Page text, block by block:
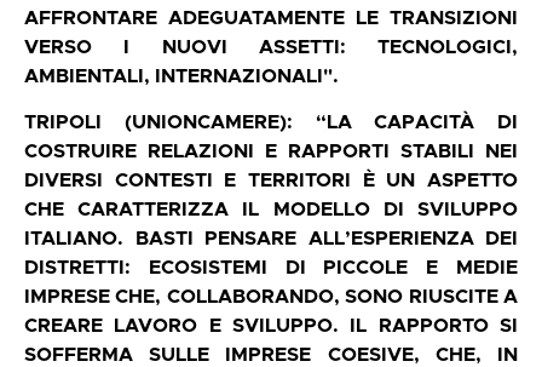
AFFRONTARE ADEGUATAMENTE LE TRANSIZIONI
VERSO I NUOVI ASSETTI: TECNOLOGICI,
AMBIENTALI, INTERNAZIONALI".
TRIPOLI (UNIONCAMERE): “LA CAPACITÀ DI
COSTRUIRE RELAZIONI E RAPPORTI STABILI NEI
DIVERSI CONTESTI E TERRITORI È UN ASPETTO
CHE CARATTERIZZA IL MODELLO DI SVILUPPO
ITALIANO. BASTI PENSARE ALL’ESPERIENZA DEI
DISTRETTI: ECOSISTEMI DI PICCOLE E MEDIE
IMPRESE CHE, COLLABORANDO, SONO RIUSCITE A
CREARE LAVORO E SVILUPPO. IL RAPPORTO SI
SOFFERMA SULLE IMPRESE COESIVE, CHE, IN